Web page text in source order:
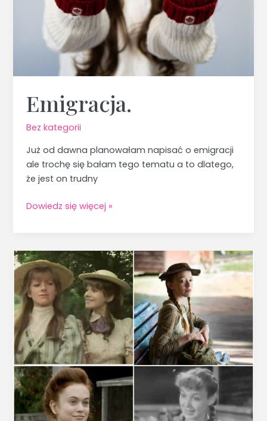
Emigracja.
Bez kategorii
Już od dawna planowałam napisać o emigracji
ale trochę się bałam tego tematu a to dlatego,
że jest on trudny
Dowiedz się więcej »
Ekranizacje
powieści
L.
M.
Montgomery.